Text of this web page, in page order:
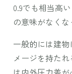
0.9でも相当高
の意味がなくな
一般的には建
メージを持た